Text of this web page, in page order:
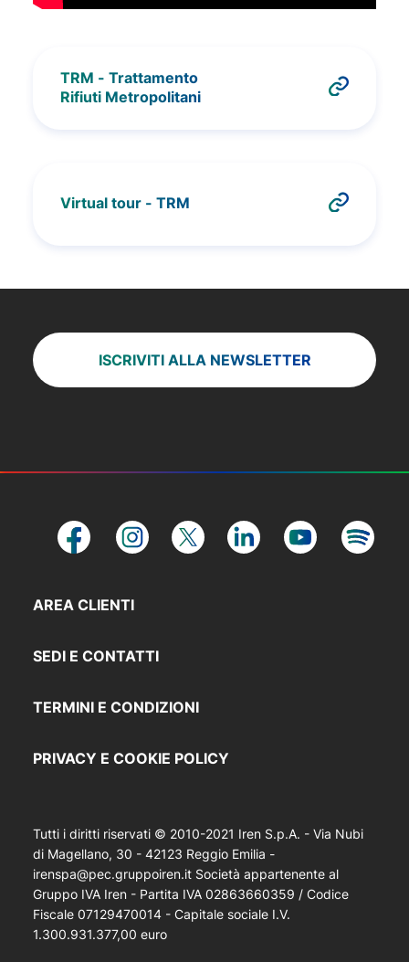
TRM - Trattamento
Rifiuti Metropolitani
Virtual tour - TRM
ISCRIVITI ALLA NEWSLETTER
AREA CLIENTI
SEDI E CONTATTI
TERMINI E CONDIZIONI
PRIVACY E COOKIE POLICY
Tutti i diritti riservati © 2010-2021 Iren S.p.A. - Via Nubi
di Magellano, 30 - 42123 Reggio Emilia -
irenspa@pec.gruppoiren.it Società appartenente al
Gruppo IVA Iren - Partita IVA 02863660359 / Codice
Fiscale 07129470014 - Capitale sociale I.V.
1.300.931.377,00 euro